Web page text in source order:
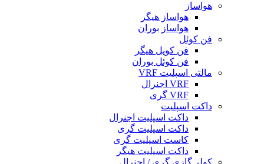
هواساز
هواساز هیگر
هواساز بوران
فن کوئل
فن کویل هیگر
فن کوئل بوران
مالتی اسپلیت VRF
VRF اجنرال
VRF گری
داکت اسپلیت
داکت اسپلیت اجنرال
داکت اسپلیت گری
کاست اسپلیت گری
داکت اسپلیت هیگر